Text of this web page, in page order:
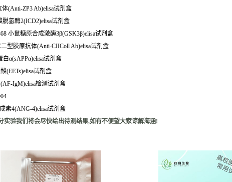
(Anti-ZP3 Ab)elisa试剂盒
氢酶2(ICD2)elisa试剂盒
小鼠糖原合成激酶3β(GSK3β)elisa试剂盒
型胶原抗体(Anti-CIIColl Ab)elisa试剂盒
α(sAPPα)elisa试剂盒
(EETs)elisa试剂盒
IgM)elisa检测试剂盒
素4(ANG-4)elisa试剂盒
验我们将会尽快给出待测结果,如有不便望大家谅解海涵!